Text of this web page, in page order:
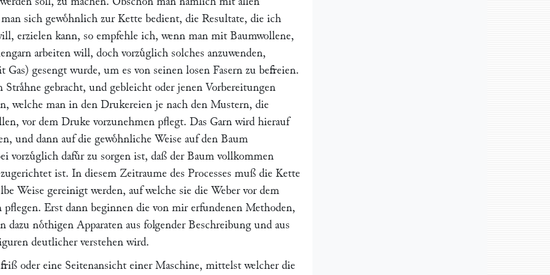
sich gewoͤhnlich zur Kette bedient, die Resultate, die ich
erzielen kann, so empfehle ich, wenn man mit Baumwollene,
arbeiten will, doch vorzuͤglich solches anzuwenden,
Gas) gesengt wurde, um es von seinen losen Fasern zu befreien.
Straͤhne gebracht, und gebleicht oder jenen Vorbereitungen
welche man in den Drukereien je nach den Mustern, die
vor dem Druke vorzunehmen pflegt. Das Garn wird hierauf
und dann auf die gewoͤhnliche Weise auf den Baum
vorzuͤglich dafuͤr zu sorgen ist, daß der Baum vollkommen
ist. In diesem Zeitraume des Processes muß die Kette
Weise gereinigt werden, auf welche sie die Weber vor dem
pflegen. Erst dann beginnen die von mir erfundenen Methoden,
dazu noͤthigen Apparaten aus folgender Beschreibung und aus
deutlicher verstehen wird.
oder eine Seitenansicht einer Maschine, mittelst welcher die